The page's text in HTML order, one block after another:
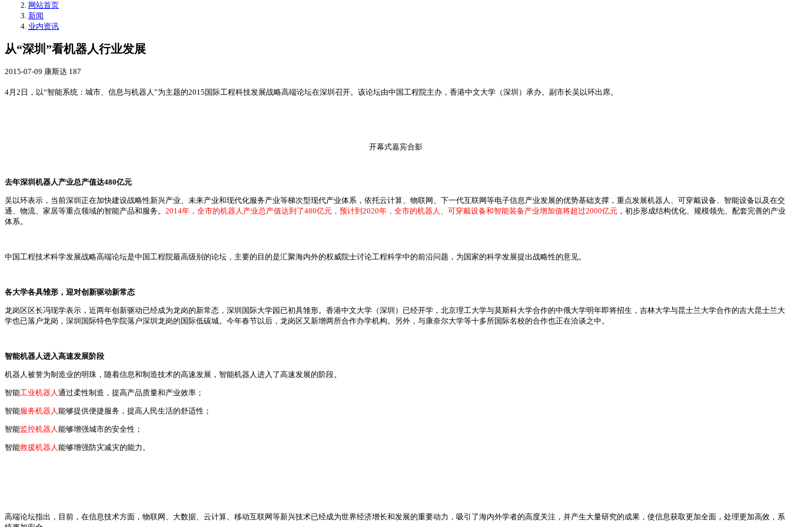
网站首页
新闻
业内资讯
从“深圳”看机器人行业发展
2015-07-09 康斯达 187
4月2日，以“智能系统：城市、信息与机器人”为主题的2015国际工程科技发展战略高端论坛在深圳召开。该论坛由中国工程院主办，香港中文大学（深圳）承办。副市长吴以环出席。
开幕式嘉宾合影
去年深圳机器人产业总产值达480亿元
吴以环表示，当前深圳正在加快建设战略性新兴产业、未来产业和现代化服务产业等梯次型现代产业体系，依托云计算、物联网、下一代互联网等电子信息产业发展的优势基础支撑，重点发展机器人、可穿戴设备、智能设备以及在交
通、物流、家居等重点领域的智能产品和服务。 2014年，全市的机器人产业总产值达到了480亿元，预计到2020年，全市的机器人、可穿戴设备和智能装备产业增加值将超过2000亿元 ，初步形成结构优化、规模领先、配套完善的产业
体系。
中国工程技术科学发展战略高端论坛是中国工程院最高级别的论坛，主要的目的是汇聚海内外的权威院士讨论工程科学中的前沿问题，为国家的科学发展提出战略性的意见。
各大学各具雏形，迎对创新驱动新常态
龙岗区区长冯现学表示，近两年创新驱动已经成为龙岗的新常态，深圳国际大学园已初具雏形。香港中文大学（深圳）已经开学，北京理工大学与莫斯科大学合作的中俄大学明年即将招生，吉林大学与昆士兰大学合作的吉大昆士兰大
学也已落户龙岗，深圳国际特色学院落户深圳龙岗的国际低碳城。今年春节以后，龙岗区又新增两所合作办学机构。另外，与康奈尔大学等十多所国际名校的合作也正在洽谈之中。
智能机器人进入高速发展阶段
机器人被誉为制造业的明珠，随着信息和制造技术的高速发展，智能机器人进入了高速发展的阶段。
智能工业机器人 通过柔性制造，提高产品质量和产业效率；
智能服务机器人 能够提供便捷服务，提高人民生活的舒适性；
智能监控机器人 能够增强城市的安全性；
智能救援机器人 能够增强防灾减灾的能力。
高端论坛指出，目前，在信息技术方面，物联网、大数据、云计算、移动互联网等新兴技术已经成为世界经济增长和发展的重要动力，吸引了海内外学者的高度关注，并产生大量研究的成果，使信息获取更加全面，处理更加高效，系